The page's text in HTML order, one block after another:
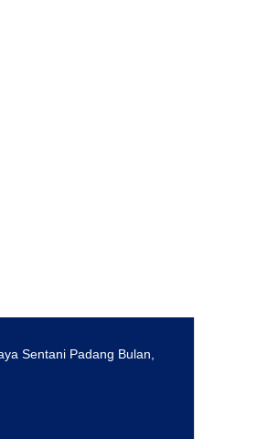
Sentani Padang Bulan,